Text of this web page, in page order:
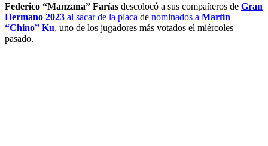
Federico “Manzana” Farías descolocó a sus compañeros de Gran
Hermano 2023 al sacar de la placa de nominados a Martín
“Chino” Ku, uno de los jugadores más votados el miércoles
pasado.